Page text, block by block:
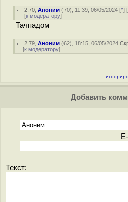
2.70 ,Аноним (70), 11:39, 06/05/2024 [^] [
[к модератору]
Тачпадом
2.79 ,Аноним (62), 18:15, 06/05/2024
[к модератору]
Добавить
Текст: